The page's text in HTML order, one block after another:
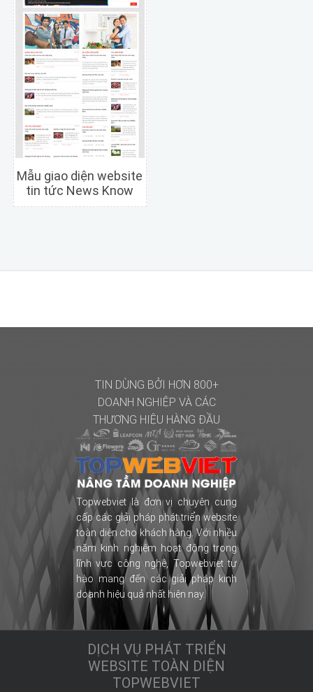
Mẫu giao diện website
tin tức News Know
TIN DÙNG BỞI HƠN 800+
DOANH NGHIỆP VÀ CÁC
THƯƠNG HIỆU HÀNG ĐẦU
Topwebviet là đơn vị chuyên cung
cấp các giải pháp phát triển website
toàn diện cho khách hàng. Với nhiều
năm kinh nghiệm hoạt động trong
lĩnh vực công nghệ, Topwebviet tự
hào mang đến các giải pháp kinh
doanh hiệu quả nhất hiện nay.
DỊCH VỤ PHÁT TRIỂN
WEBSITE TOÀN DIỆN
TOPWEBVIET